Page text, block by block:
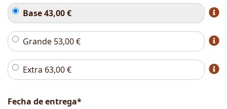
Base43,00€
Grande 53,00€
Extra 63,00€
Fecha de entrega*